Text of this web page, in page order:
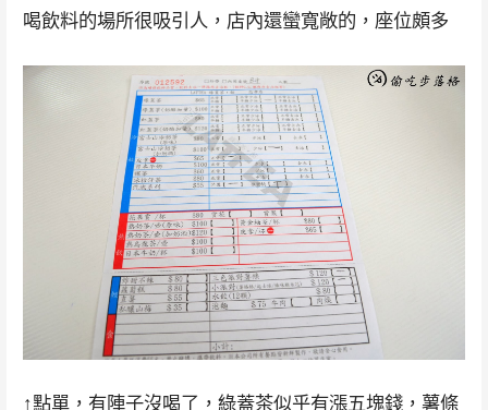
喝飲料的場所很吸引人，店內還蠻寬敞的，座位頗多
↑點單，有陣子沒喝了，綠蓋茶似乎有漲五塊錢，薯條